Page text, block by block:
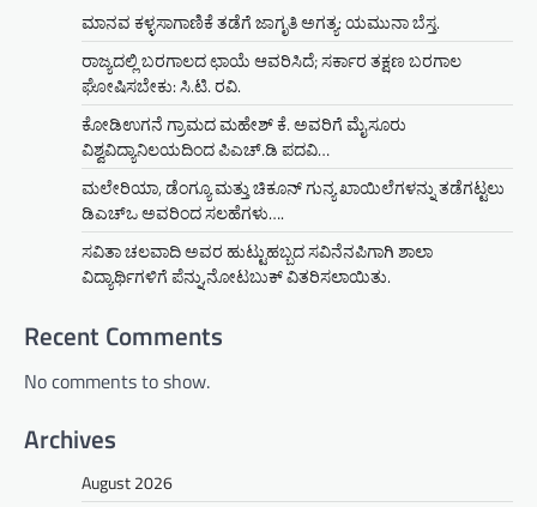
ಮಾನವ ಕಳ್ಳಸಾಗಾಣಿಕೆ ತಡೆಗೆ ಜಾಗೃತಿ ಅಗತ್ಯ: ಯಮುನಾ ಬೆಸ್ತ.
ರಾಜ್ಯದಲ್ಲಿ ಬರಗಾಲದ ಛಾಯೆ ಆವರಿಸಿದೆ; ಸರ್ಕಾರ ತಕ್ಷಣ ಬರಗಾಲ
ಘೋಷಿಸಬೇಕು: ಸಿ.ಟಿ. ರವಿ.
ಕೋಡಿಉಗನೆ ಗ್ರಾಮದ ಮಹೇಶ್ ಕೆ. ಅವರಿಗೆ ಮೈಸೂರು
ವಿಶ್ವವಿದ್ಯಾನಿಲಯದಿಂದ ಪಿಎಚ್.ಡಿ ಪದವಿ…
ಮಲೇರಿಯಾ, ಡೆಂಗ್ಯೂ ಮತ್ತು ಚಿಕೂನ್ ಗುನ್ಯ ಖಾಯಿಲೆಗಳನ್ನು ತಡೆಗಟ್ಟಲು
ಡಿಎಚ್‌ಒ ಅವರಿಂದ ಸಲಹೆಗಳು….
ಸವಿತಾ ಚಲವಾದಿ ಅವರ ಹುಟ್ಟುಹಬ್ಬದ ಸವಿನೆನಪಿಗಾಗಿ ಶಾಲಾ
ವಿದ್ಯಾರ್ಥಿಗಳಿಗೆ ಪೆನ್ನು,ನೋಟಬುಕ್ ವಿತರಿಸಲಾಯಿತು.
Recent Comments
No comments to show.
Archives
August 2026